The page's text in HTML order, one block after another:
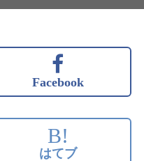
Facebook
B!
はてブ